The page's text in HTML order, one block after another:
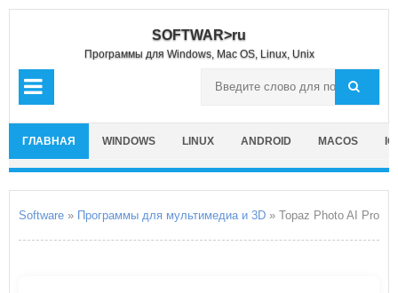
SOFTWAR>ru
Программы для Windows, Mac OS, Linux, Unix
ГЛАВНАЯ WINDOWS LINUX ANDROID MACOS
Software » Программы для мультимедиа и 3D » Topaz Photo AI Pro